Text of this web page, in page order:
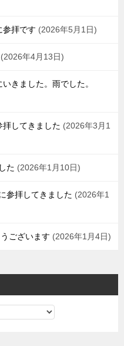
参拝です 2026年5月1日
2026年4月13日
きました。雨でした。
してきました
2026年3月1
た 2026年1月10日
参拝してきました
2026年1
ございます 2026年1月4日